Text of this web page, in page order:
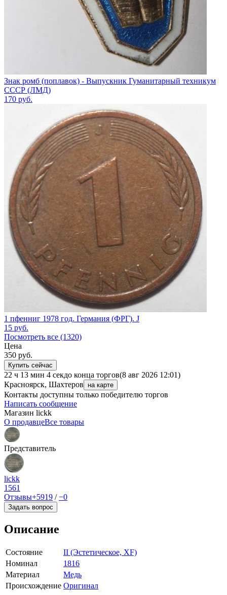
Знак ромб (поплавок) - Выпускник Гуманитарный техникум
СССР (ЛМД)
170 руб.
1 пфенниг 1978 год. Германия (ФРГ). J
15 руб.
Посмотреть все (1320)
Цена
350 руб.
Купить сейчас
22 ч 13 мин 4 секдо конца торгов(8 авг 2026 12:01)
Красноярск, Шахтеров
на карте
Контакты доступны только победителю торгов
Написать сообщение
Магазин lickk
О продавцеВсе товары
Представитель
lickk
1561
Отзывы+5919 /−0
Задать вопрос
Описание
Состояние
II (Эстетическое, XF)
Номинал
1816
Материал
Медь
Происхождение Оригинал